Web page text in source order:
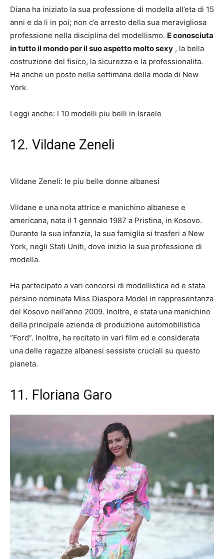
Diana ha iniziato la sua professione di modella all’eta di 15
anni e da li in poi; non c’e arresto della sua meravigliosa
professione nella disciplina del modellismo. E conosciuta
in tutto il mondo per il suo aspetto molto sexy , la bella
costruzione del fisico, la sicurezza e la professionalita.
Ha anche un posto nella settimana della moda di New
York.
Leggi anche: I 10 modelli piu belli in Israele
12. Vildane Zeneli
Vildane Zeneli: le piu belle donne albanesi
Vildane e una nota attrice e manichino albanese e
americana, nata il 1 gennaio 1987 a Pristina, in Kosovo.
Durante la sua infanzia, la sua famiglia si trasferi a New
York, negli Stati Uniti, dove inizio la sua professione di
modella.
Ha partecipato a vari concorsi di modellistica ed e stata
persino nominata Miss Diaspora Model in rappresentanza
del Kosovo nell’anno 2009. Inoltre, e stata una manichino
della principale azienda di produzione automobilistica
“Ford”. Inoltre, ha recitato in vari film ed e considerata
una delle ragazze albanesi sessiste cruciali su questo
pianeta.
11. Floriana Garo